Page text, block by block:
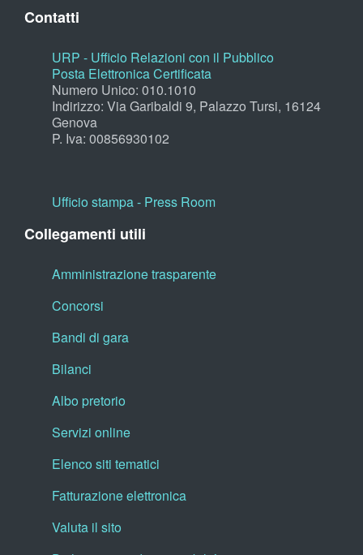
Contatti
URP - Ufficio Relazioni con il Pubblico
Posta Elettronica Certificata
Numero Unico: 010.1010
Indirizzo: Via Garibaldi 9, Palazzo Tursi, 16124
Genova
P. Iva: 00856930102
Ufficio stampa - Press Room
Collegamenti utili
Amministrazione trasparente
Concorsi
Bandi di gara
Bilanci
Albo pretorio
Servizi online
Elenco siti tematici
Fatturazione elettronica
Valuta il sito